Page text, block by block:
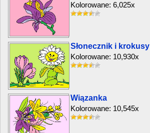
Kolorowane: 6,025x
Słonecznik i krokusy
Kolorowane: 10,930x
Wiązanka
Kolorowane: 10,545x